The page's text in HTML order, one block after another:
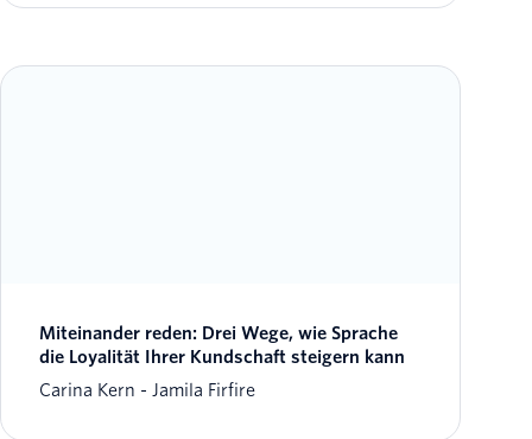
Miteinander reden: Drei Wege, wie Sprache
die Loyalität Ihrer Kundschaft steigern kann
Carina Kern
Jamila Firfire